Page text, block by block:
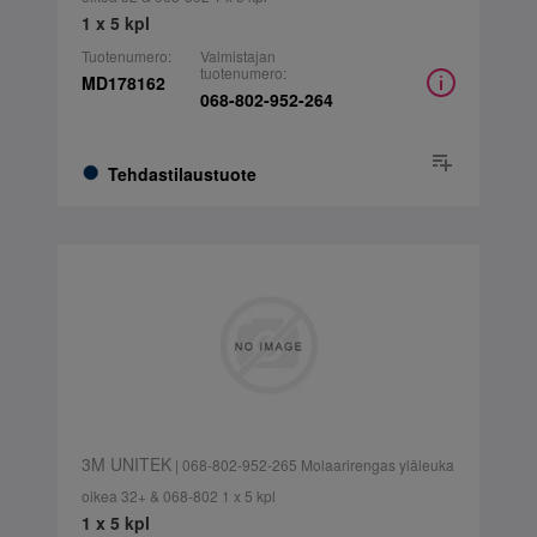
1 x 5 kpl
Tuotenumero:
MD178162
Tehdastilaustuote
Valmistajan
tuotenumero:
068-802-952-264
3M UNITEK| 068-802-952-265 Molaarirengas yläleuka
oikea 32+ & 068-802 1 x 5 kpl
1 x 5 kpl